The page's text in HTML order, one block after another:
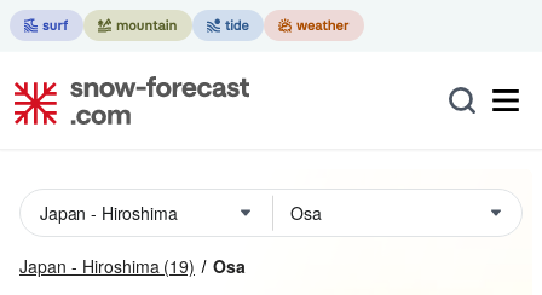
Japan - Hiroshima (19) Osa